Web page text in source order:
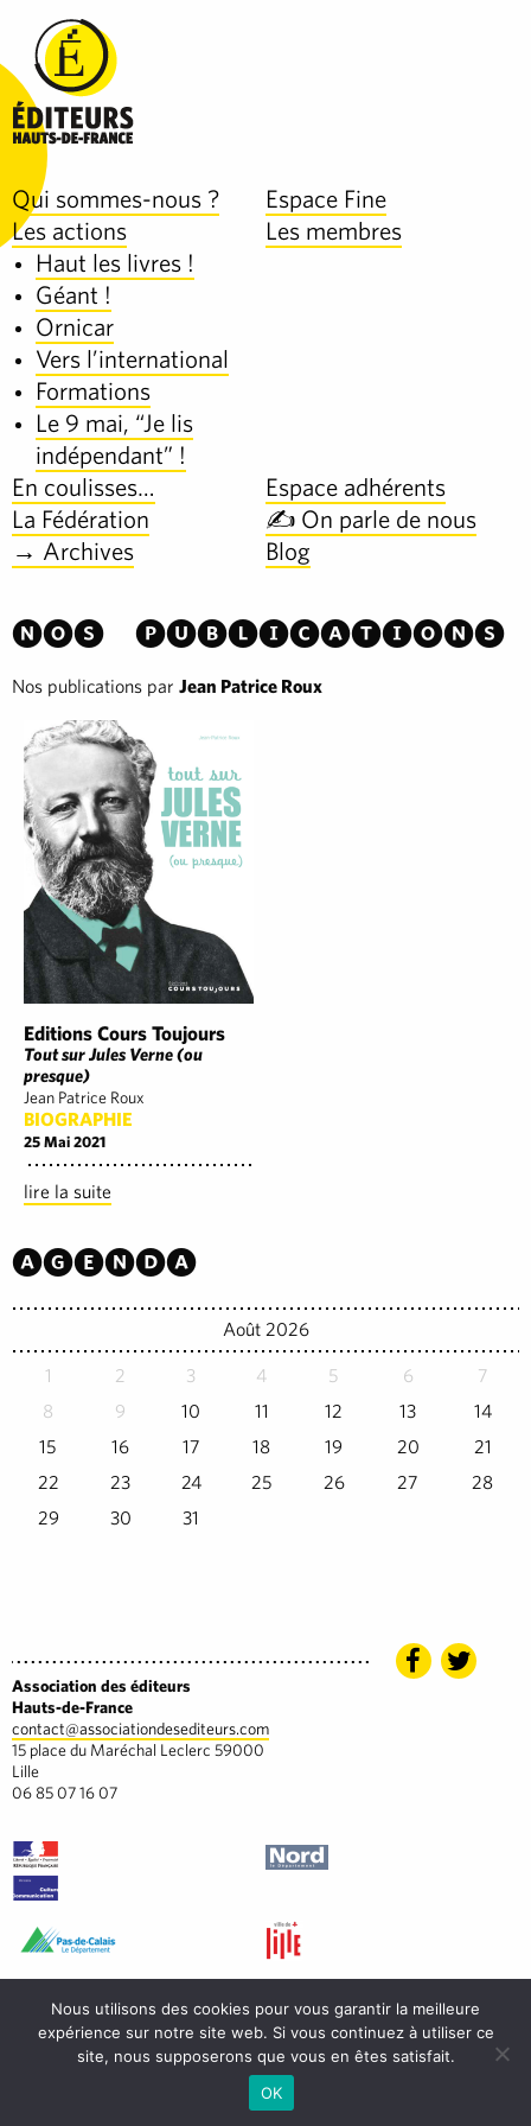
Qui sommes-nous ?
Espace Fine
Les actions
Haut les livres !
Géant !
Ornicar
Vers l’international
Formations
Le 9 mai, “Je lis
indépendant” !
Les membres
En coulisses…
Espace adhérents
La Fédération
✍️ On parle de nous
→ Archives
Blog
Nos publications
Nos publications par Jean Patrice Roux
Editions Cours Toujours
Tout sur Jules Verne (ou
presque)
Jean Patrice Roux
BIOGRAPHIE
25 Mai 2021
lire la suite
Agenda
Août 2026
1 2 3 4 5 6
7
8
9 10 11 12 13
14
15
16 17 18 19 20
21
22
23 24 25 26 27
28
29
30 31
Association des éditeurs
Hauts-de-France
contact@associationdesediteurs.com
15 place du Maréchal Leclerc 59000
Lille
06 85 07 16 07
Nous utilisons des cookies pour vous garantir la meilleure
expérience sur notre site web. Si vous continuez à utiliser ce
site, nous supposerons que vous en êtes satisfait.
OK